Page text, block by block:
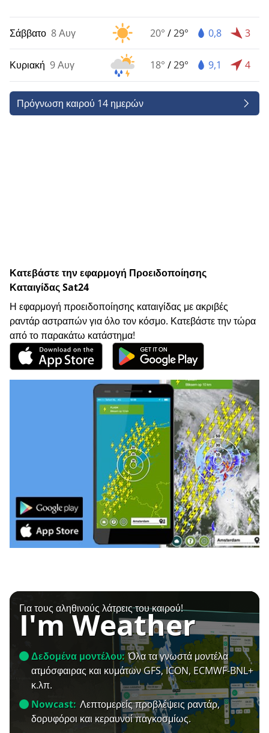
Σάββατο 8 Αυγ 20° /29° 0,8 3
Κυριακή 9 Αυγ 18° /29° 9,1 4
Πρόγνωση καιρού 14 ημερών
Κατεβάστε την εφαρμογή Προειδοποίησης
Καταιγίδας Sat24
Η εφαρμογή προειδοποίησης καταιγίδας με ακριβές
ραντάρ αστραπών για όλο τον κόσμο. Κατεβάστε την τώρα
από το παρακάτω κατάστημα!
Για τους αληθινούς λάτρεις του καιρού!
I'm Weather
Δεδομένα μοντέλου: Όλα τα γνωστά μοντέλα
ατμόσφαιρας και κυμάτων GFS, ICON, ECMWF-BNL+
κ.λπ.
Nowcast: Λεπτομερείς προβλέψεις ραντάρ,
δορυφόροι και κεραυνοί παγκοσμίως.